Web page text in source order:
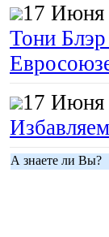
17 Июня
Тони Блэр
17 Июня
А знаете ли Вы?